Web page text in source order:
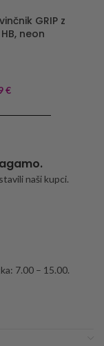
GRIP z
neon
€
naši kupci.
7.00 – 15.00.